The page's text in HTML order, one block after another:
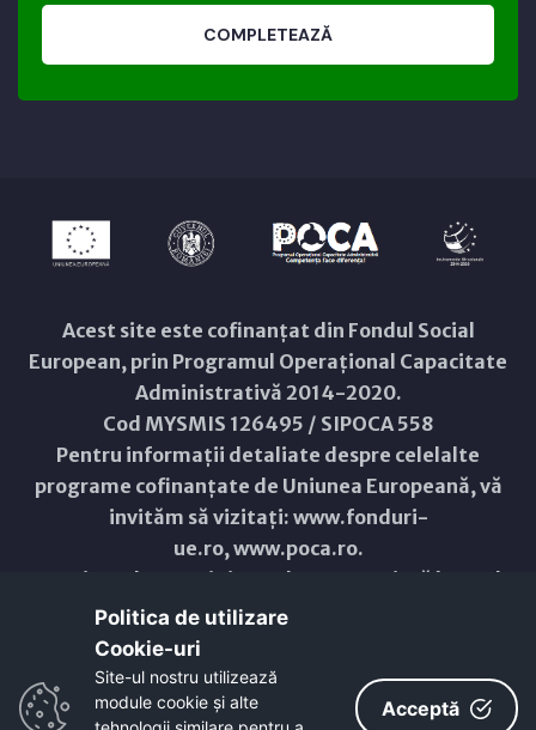
COMPLETEAZĂ
Acest site este cofinanțat din Fondul Social
European, prin Programul Operațional Capacitate
Administrativă 2014-2020.
Cod MYSMIS 126495 / SIPOCA 558
Pentru informații detaliate despre celelalte
programe cofinanțate de Uniunea Europeană, vă
invităm să vizitați: www.fonduri-
ue.ro,www.poca.ro.
Conținutul acestui site web nu reprezintă în mod
obligatoriu poziția oficială a Uniunii Europene.
Întreaga responsabilitate asupra corectitudinii și
coerenței informațiilor prezentate revine
inițiatorilor site-ului web.
Politica de utilizare
Cookie-uri‎
Site-ul nostru utilizează
module cookie și alte
Acceptă